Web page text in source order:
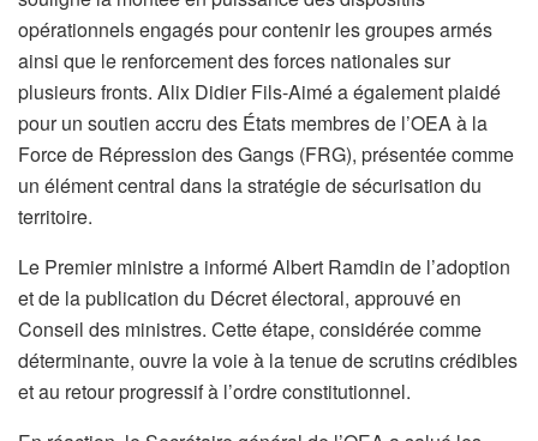
opérationnels engagés pour contenir les groupes armés
ainsi que le renforcement des forces nationales sur
plusieurs fronts. Alix Didier Fils-Aimé a également plaidé
pour un soutien accru des États membres de l’OEA à la
Force de Répression des Gangs (FRG), présentée comme
un élément central dans la stratégie de sécurisation du
territoire.
Le Premier ministre a informé Albert Ramdin de l’adoption
et de la publication du Décret électoral, approuvé en
Conseil des ministres. Cette étape, considérée comme
déterminante, ouvre la voie à la tenue de scrutins crédibles
et au retour progressif à l’ordre constitutionnel.